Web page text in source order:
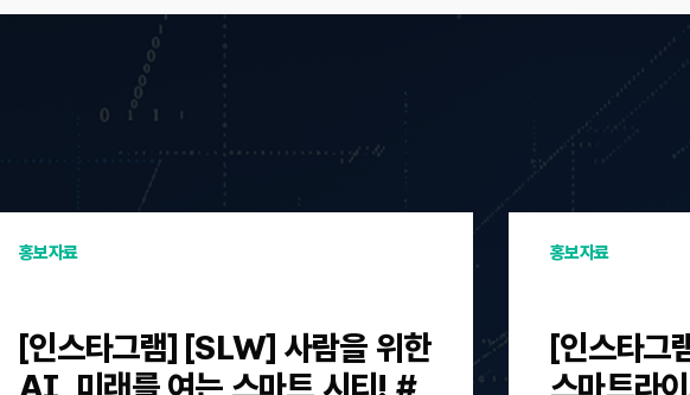
홍보자료
[인스타그램] [SLW] 사람을 위한
AI, 미래를 여는 스마트 시티! #
홍보자료
[인스타
스마트라